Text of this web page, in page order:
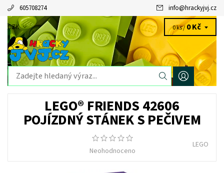
605708274 info@hrackyjvj.cz
CZK 0 ks /0 Kč
LEGO® FRIENDS 42606
POJÍZDNÝ STÁNEK S PEČIVEM
Neohodnoceno
LEGO